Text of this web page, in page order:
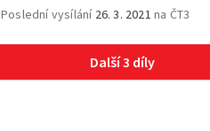
Poslední vysílání 26. 3. 2021 na ČT3
Další 3 díly